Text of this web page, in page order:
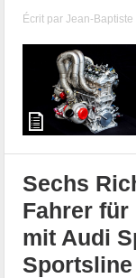
Écrit parJean-
Sechs
Fahrer für
mit Audi
Sportsline